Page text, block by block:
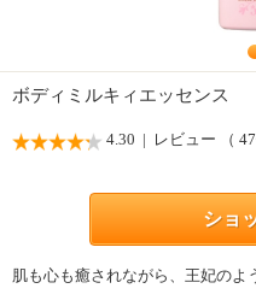
ボディミルキィエッセンス
4.30 | レビュー （ 47
ショ
肌も心も癒されながら、王妃のよ